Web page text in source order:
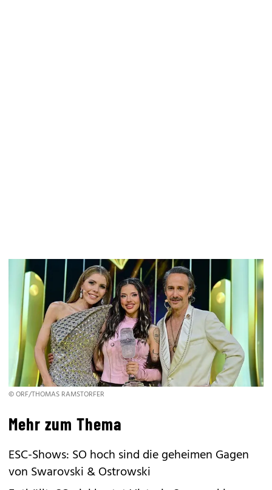
© ORF/THOMAS RAMSTORFER
Mehr zum Thema
ESC-Shows: SO hoch sind die geheimen Gagen
von Swarovski & Ostrowski